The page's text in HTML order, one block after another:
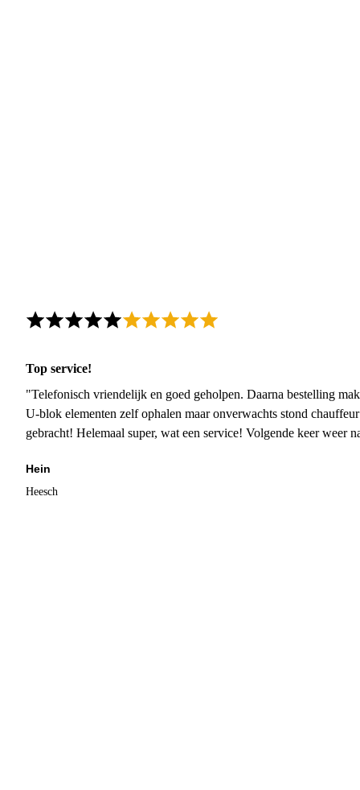
Top service!
"Telefonisch vriendelijk en goed geholpen. Daarna bestelling
U-blok elementen zelf ophalen maar onverwachts stond
gebracht! Helemaal super, wat een service! Volgende keer weer
Hein
Heesch